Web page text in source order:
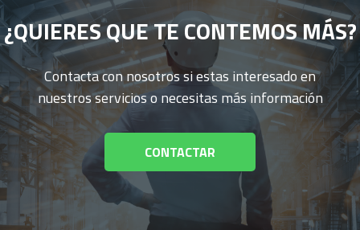
¿QUIERES QUE TE CONTEMOS MÁS?
Contacta con nosotros si estas interesado en
nuestros servicios o necesitas más información
CONTACTAR